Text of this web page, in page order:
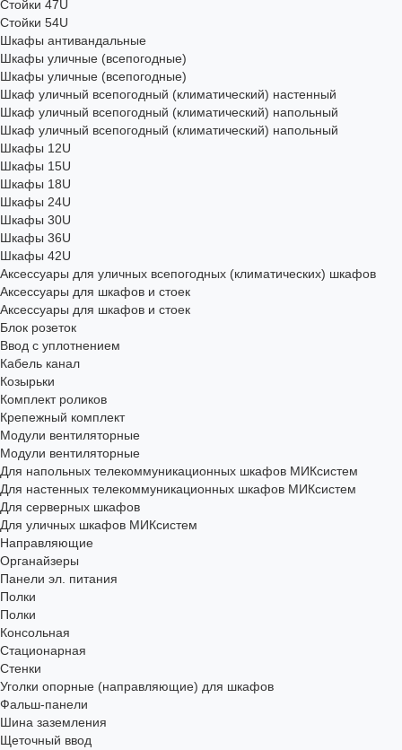
Стойки 47U
Стойки 54U
Шкафы антивандальные
Шкафы уличные (всепогодные)
Шкафы уличные (всепогодные)
Шкаф уличный всепогодный (климатический) настенный
Шкаф уличный всепогодный (климатический) напольный
Шкаф уличный всепогодный (климатический) напольный
Шкафы 12U
Шкафы 15U
Шкафы 18U
Шкафы 24U
Шкафы 30U
Шкафы 36U
Шкафы 42U
Аксессуары для уличных всепогодных (климатических) шкафов
Аксессуары для шкафов и стоек
Аксессуары для шкафов и стоек
Блок розеток
Ввод с уплотнением
Кабель канал
Козырьки
Комплект роликов
Крепежный комплект
Модули вентиляторные
Модули вентиляторные
Для напольных телекоммуникационных шкафов МИКсистем
Для настенных телекоммуникационных шкафов МИКсистем
Для серверных шкафов
Для уличных шкафов МИКсистем
Направляющие
Органайзеры
Панели эл. питания
Полки
Полки
Консольная
Стационарная
Стенки
Уголки опорные (направляющие) для шкафов
Фальш-панели
Шина заземления
Щеточный ввод